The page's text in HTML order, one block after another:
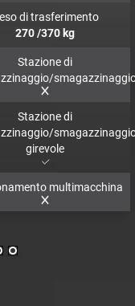
di trasferimento
270/370 kg
Stazione di
Stazione di
girevole
multimacchina